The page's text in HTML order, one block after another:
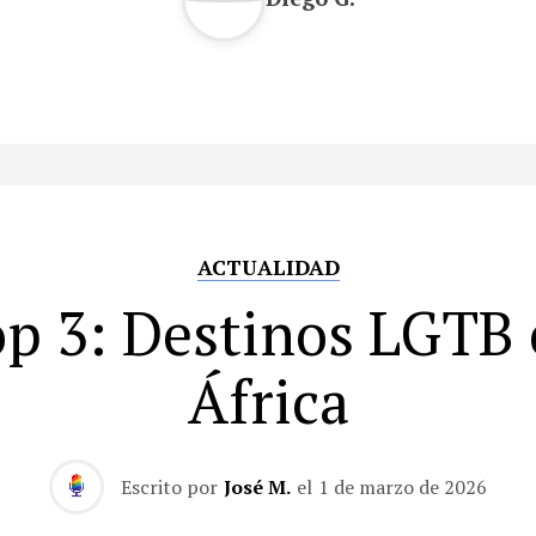
ACTUALIDAD
3: Destinos LGTB
África
Escrito por José M. el 1 de marzo de 2026